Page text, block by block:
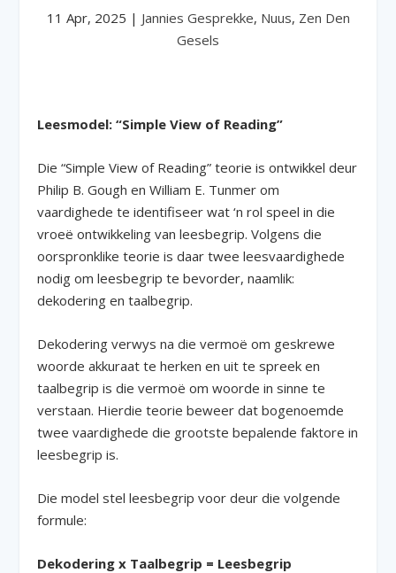
11 Apr, 2025 | Jannies Gesprekke, Nuus, Zen Den
Gesels
Leesmodel: “Simple View of Reading”
Die “Simple View of Reading” teorie is ontwikkel deur
Philip B. Gough en William E. Tunmer om
vaardighede te identifiseer wat ‘n rol speel in die
vroeë ontwikkeling van leesbegrip. Volgens die
oorspronklike teorie is daar twee leesvaardighede
nodig om leesbegrip te bevorder, naamlik:
dekodering en taalbegrip.
Dekodering verwys na die vermoë om geskrewe
woorde akkuraat te herken en uit te spreek en
taalbegrip is die vermoë om woorde in sinne te
verstaan. Hierdie teorie beweer dat bogenoemde
twee vaardighede die grootste bepalende faktore in
leesbegrip is.
Die model stel leesbegrip voor deur die volgende
formule:
Dekodering x Taalbegrip = Leesbegrip